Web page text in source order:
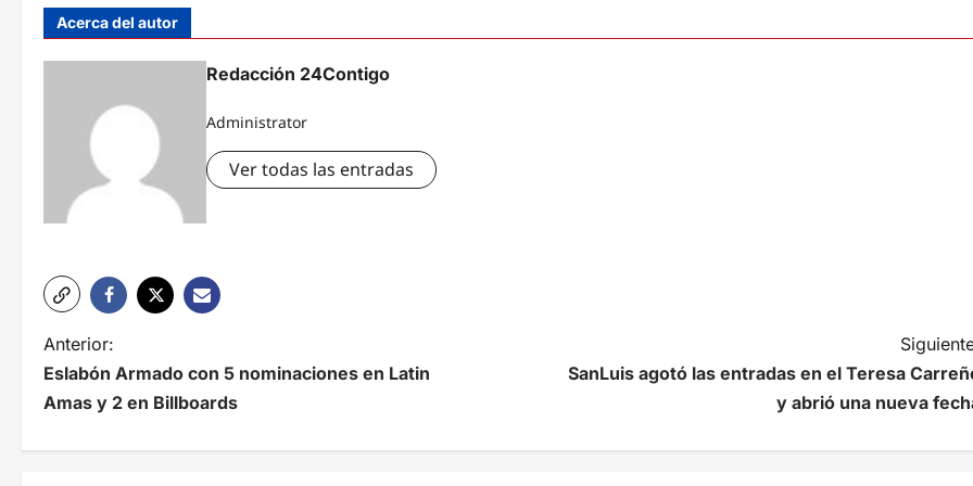
Acerca del autor
Redacción 24Contigo
Administrator
Ver todas las entradas
N
a
Anterior:
Eslabón Armado con 5 nominaciones en Latin
Amas y 2 en Billboards
SanLuis agotó las entradas en el Teresa
y abrió una nueva